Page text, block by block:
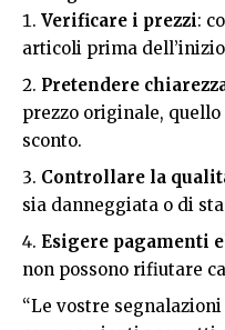
Verificare i prezzi:
articoli prima
Pretendere
prezzo originale,
sconto.
Controllare la
sia danneggiata o di
Esigere pagamenti
non possono rifiutare
“Le vostre